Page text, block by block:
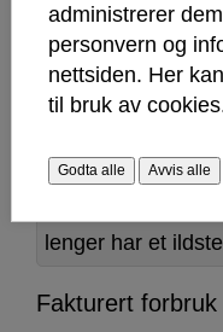
Feiegebyr:
Alle som har et
Feiegebyret
Les mer om
lenger har et
Fakturert
administrerer
personvern og
nettsiden. Her
til bruk av
Godta alle Avvis alle